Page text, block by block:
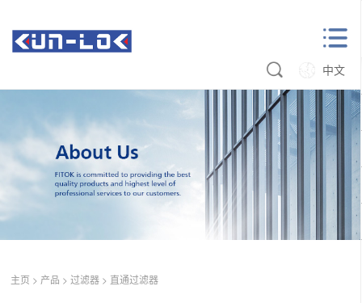
中文
主页 > 产品 >过滤器 > 直通过滤器